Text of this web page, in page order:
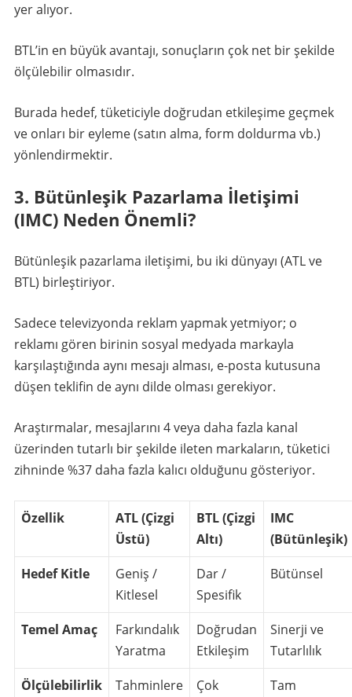
yer alıyor.
BTL’in en büyük avantajı, sonuçların çok net bir şekilde
ölçülebilir olmasıdır.
Burada hedef, tüketiciyle doğrudan etkileşime geçmek
ve onları bir eyleme (satın alma, form doldurma vb.)
yönlendirmektir.
3. Bütünleşik Pazarlama İletişimi
(IMC) Neden Önemli?
Bütünleşik pazarlama iletişimi, bu iki dünyayı (ATL ve
BTL) birleştiriyor.
Sadece televizyonda reklam yapmak yetmiyor; o
reklamı gören birinin sosyal medyada markayla
karşılaştığında aynı mesajı alması, e-posta kutusuna
düşen teklifin de aynı dilde olması gerekiyor.
Araştırmalar, mesajlarını 4 veya daha fazla kanal
üzerinden tutarlı bir şekilde ileten markaların, tüketici
zihninde %37 daha fazla kalıcı olduğunu gösteriyor.
Özellik
ATL (Çizgi
Üstü)
BTL (Çizgi
Altı)
IMC
(Bütünleşik)
Hedef Kitle
Geniş /
Kitlesel
Dar /
Spesifik
Bütünsel
Temel Amaç
Farkındalık
Yaratma
Doğrudan
Etkileşim
Sinerji ve
Tutarlılık
Ölçülebilirlik
Tahminlere
Çok
Tam